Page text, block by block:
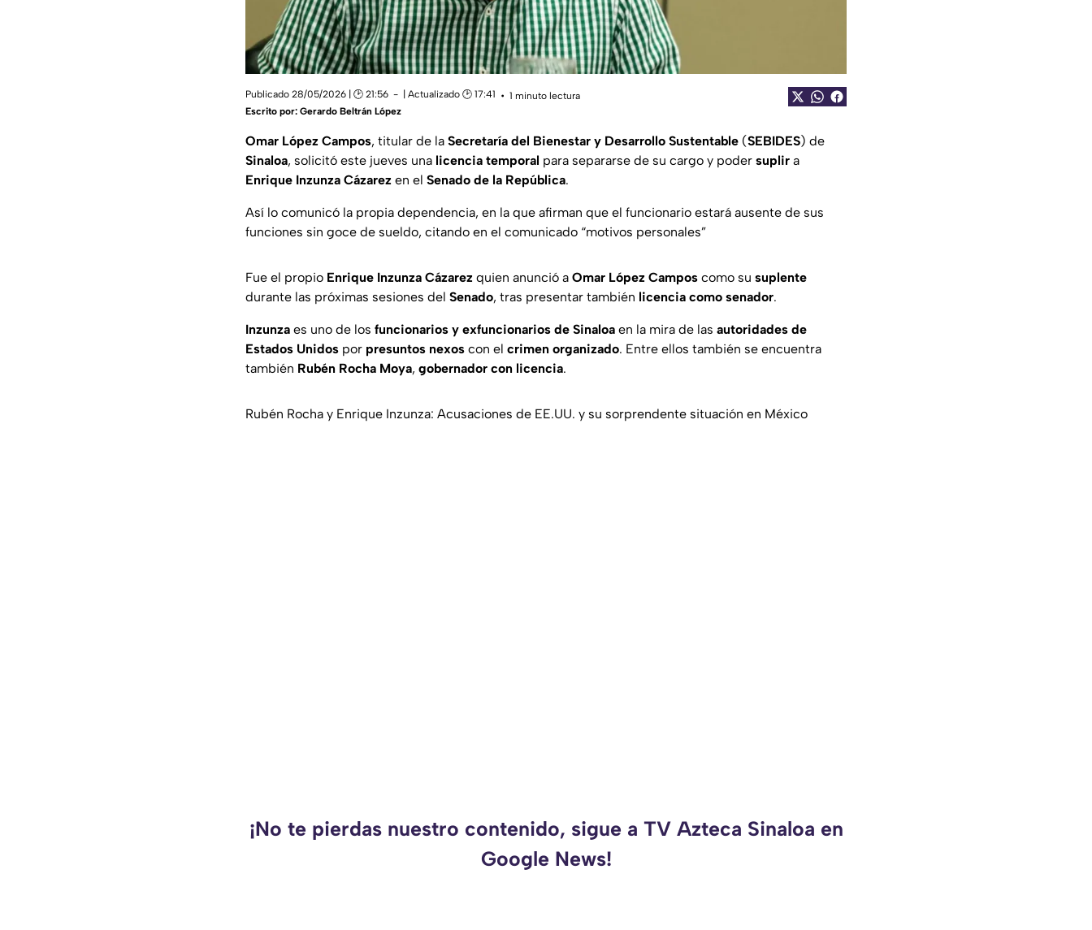
Publicado 28/05/2026 | 🕑 21:56 | Actualizado 🕑 17:41
1 minuto lectura
Escrito por: Gerardo Beltrán López
Omar López Campos, titular de la Secretaría del Bienestar y Desarrollo Sustentable (SEBIDES) de
Sinaloa, solicitó este jueves una licencia temporal para separarse de su cargo y poder suplir a
Enrique Inzunza Cázarez en el Senado de la República.
Así lo comunicó la propia dependencia, en la que afirman que el funcionario estará ausente de sus
funciones sin goce de sueldo, citando en el comunicado “motivos personales”
Fue el propio Enrique Inzunza Cázarez quien anunció a Omar López Campos como su suplente
durante las próximas sesiones del Senado, tras presentar también licencia como senador.
Inzunza es uno de los funcionarios y exfuncionarios de Sinaloa en la mira de las autoridades de
Estados Unidos por presuntos nexos con el crimen organizado. Entre ellos también se encuentra
también Rubén Rocha Moya, gobernador con licencia.
Rubén Rocha y Enrique Inzunza: Acusaciones de EE.UU. y su sorprendente situación en México
¡No te pierdas nuestro contenido, sigue a TV Azteca Sinaloa en
Google News!